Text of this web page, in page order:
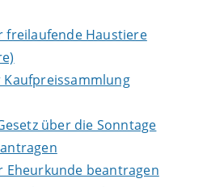
freilaufende Haustiere
über die Sonntage
Eheurkunde beantragen